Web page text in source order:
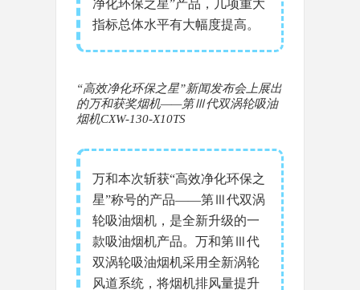
净化环保之星”产品，几项重大
指标总体水平有大幅度提高。
“高效净化环保之星”新闻发布会上展出
的万和获奖烟机——第Ⅲ代双涡轮吸油
烟机CXW-130-X10TS
万和本次斩获“高效净化环保之
星”称号的产品——第Ⅲ代双涡
轮吸油烟机，是全新升级的一
款吸油烟机产品。万和第Ⅲ代
双涡轮吸油烟机采用全新涡轮
风道系统，将烟机排风量提升